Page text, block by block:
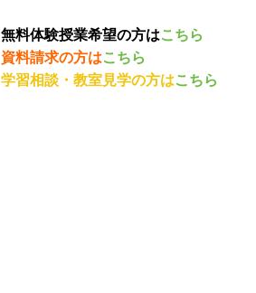
無料体験授業希望の方はこちら
資料請求の方はこちら
学習相談・教室見学の方はこちら